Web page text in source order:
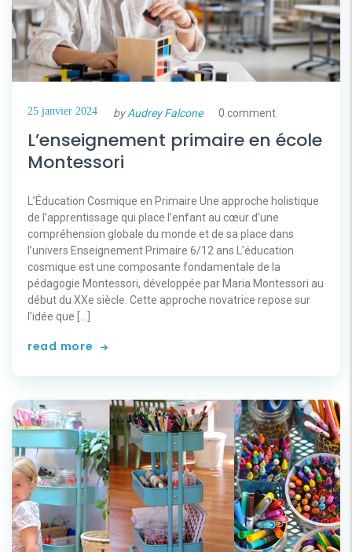
25 janvier 2024 byAudrey Falcone 0 comment
L’enseignement primaire en école
Montessori
L’Éducation Cosmique en Primaire Une approche holistique
de l’apprentissage qui place l’enfant au cœur d’une
compréhension globale du monde et de sa place dans
l’univers Enseignement Primaire 6/12 ans L’éducation
cosmique est une composante fondamentale de la
pédagogie Montessori, développée par Maria Montessori au
début du XXe siècle. Cette approche novatrice repose sur
l’idée que […]
read more